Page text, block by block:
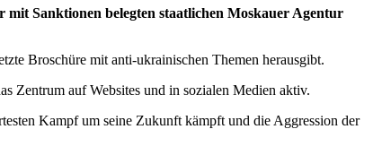
mit Sanktionen belegten staatlichen Moskauer Agentur
Broschüre mit anti-ukrainischen Themen herausgibt.
Zentrum auf Websites und in sozialen Medien aktiv.
Kampf um seine Zukunft kämpft und die Aggression der